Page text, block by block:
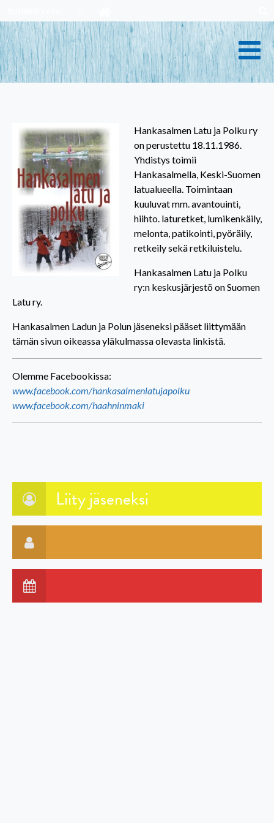
to
content
Hankasalmen Latu ja Polku ry
on perustettu 18.11.1986.
Yhdistys toimii
Hankasalmella, Keski-Suomen
latualueella. Toimintaan
kuuluvat mm. avantouinti,
hiihto. laturetket, lumikenkäily,
melonta, patikointi, pyöräily,
retkeily sekä retkiluistelu.
Hankasalmen Latu ja Polku
ry:n keskusjärjestö on Suomen
Latu ry.
Hankasalmen Ladun ja Polun jäseneksi pääset liittymään
tämän sivun oikeassa yläkulmassa olevasta linkistä.
Olemme Facebookissa:
www.facebook.com/hankasalmenlatujapolku
www.facebook.com/haahninmaki
Liity jäseneksi